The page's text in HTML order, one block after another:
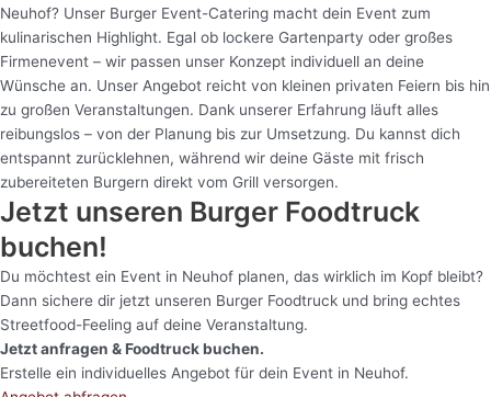
Neuhof? Unser Burger Event-Catering macht dein Event zum
kulinarischen Highlight. Egal ob lockere Gartenparty oder großes
Firmenevent – wir passen unser Konzept individuell an deine
Wünsche an. Unser Angebot reicht von kleinen privaten Feiern bis hin
zu großen Veranstaltungen. Dank unserer Erfahrung läuft alles
reibungslos – von der Planung bis zur Umsetzung. Du kannst dich
entspannt zurücklehnen, während wir deine Gäste mit frisch
zubereiteten Burgern direkt vom Grill versorgen.
Jetzt unseren Burger Foodtruck
buchen!
Du möchtest ein Event in Neuhof planen, das wirklich im Kopf bleibt?
Dann sichere dir jetzt unseren Burger Foodtruck und bring echtes
Streetfood-Feeling auf deine Veranstaltung.
Jetzt anfragen & Foodtruck buchen.
Erstelle ein individuelles Angebot für dein Event in Neuhof.